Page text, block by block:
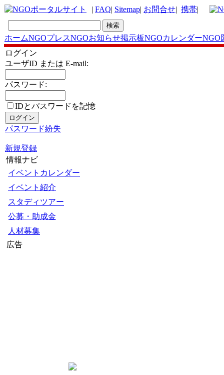
| FAQ| Sitemap| お問合せ| 携帯|
ホームNGOプレスNGOお知らせ掲示板NGOカレンダーNGO
ログイン
ユーザID または E-mail:
パスワード:
IDとパスワードを記憶
パスワード紛失
新規登録
情報ナビ
イベントカレンダー
イベント紹介
スタディツアー
公募・助成金
人材募集
広告